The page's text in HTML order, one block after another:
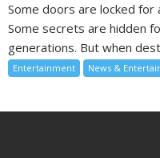
Some doors are locked for
Some secrets are hidden
generations. But when
Entertainment News &